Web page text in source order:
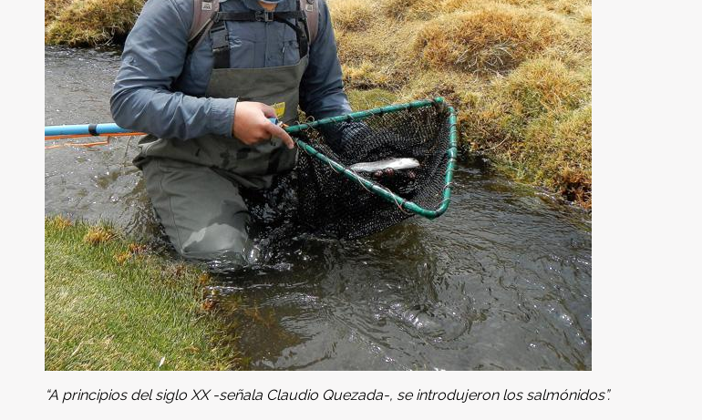
“A principios del siglo XX -señala Claudio Quezada-, se introdujeron los salmónidos”.